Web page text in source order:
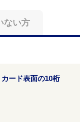
ない方
カード表面の10桁